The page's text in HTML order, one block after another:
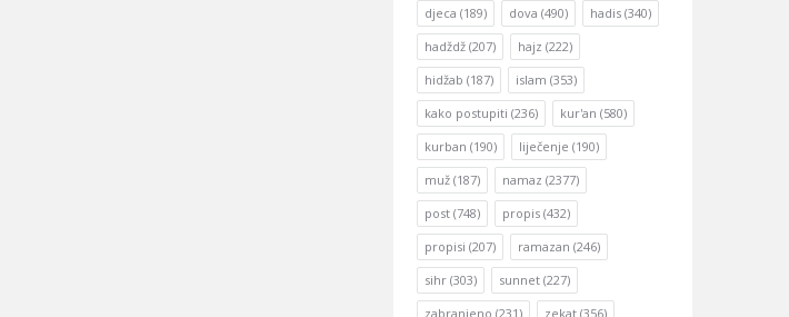
djeca (189) dova (490) hadis (340)
hadždž (207) hajz (222)
hidžab (187) islam (353)
kako postupiti (236) kur'an (580)
kurban (190) liječenje (190)
muž (187) namaz (2377)
post (748) propis (432)
propisi (207) ramazan (246)
sihr (303) sunnet (227)
zabranjeno (231) zekat (356)